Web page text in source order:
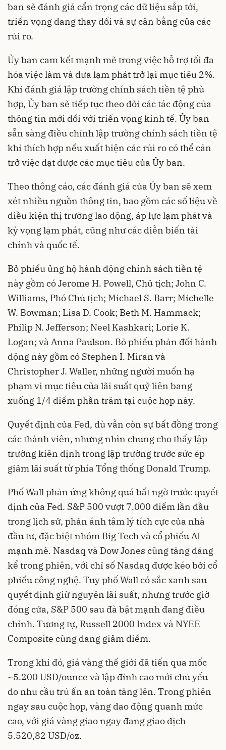
ban sẽ đánh giá cẩn trọng các dữ liệu sắp tới,
triển vọng đang thay đổi và sự cân bằng của các
rủi ro.
Ủy ban cam kết mạnh mẽ trong việc hỗ trợ tối đa
hóa việc làm và đưa lạm phát trở lại mục tiêu 2%.
Khi đánh giá lập trường chính sách tiền tệ phù
hợp, Ủy ban sẽ tiếp tục theo dõi các tác động của
thông tin mới đối với triển vọng kinh tế. Ủy ban
sẵn sàng điều chỉnh lập trường chính sách tiền tệ
khi thích hợp nếu xuất hiện các rủi ro có thể cản
trở việc đạt được các mục tiêu của Ủy ban.
Theo thông cáo, các đánh giá của Ủy ban sẽ xem
xét nhiều nguồn thông tin, bao gồm các số liệu về
điều kiện thị trường lao động, áp lực lạm phát và
kỳ vọng lạm phát, cũng như các diễn biến tài
chính và quốc tế.
Bỏ phiếu ủng hộ hành động chính sách tiền tệ
này gồm có Jerome H. Powell, Chủ tịch; John C.
Williams, Phó Chủ tịch; Michael S. Barr; Michelle
W. Bowman; Lisa D. Cook; Beth M. Hammack;
Philip N. Jefferson; Neel Kashkari; Lorie K.
Logan; và Anna Paulson. Bỏ phiếu phản đối hành
động này gồm có Stephen I. Miran và
Christopher J. Waller, những người muốn hạ
phạm vi mục tiêu của lãi suất quỹ liên bang
xuống 1/4 điểm phần trăm tại cuộc họp này.
Quyết định của Fed, dù vẫn còn sự bất đồng trong
các thành viên, nhưng nhìn chung cho thấy lập
trường kiên định trong lập trường trước sức ép
giảm lãi suất từ phía Tổng thống Donald Trump.
Phố Wall phản ứng không quá bất ngờ trước quyết
định của Fed. S&P 500 vượt 7.000 điểm lần đầu
trong lịch sử, phản ánh tâm lý tích cực của nhà
đầu tư, đặc biệt nhóm Big Tech và cổ phiếu AI
mạnh mẽ. Nasdaq và Dow Jones cũng tăng đáng
kể trong phiên, với chỉ số Nasdaq được kéo bởi cổ
phiếu công nghệ. Tuy phố Wall có sắc xanh sau
quyết định giữ nguyên lãi suất, nhưng trước giờ
đóng cửa, S&P 500 sau đà bật mạnh đang điều
chỉnh. Tương tự, Russell 2000 Index và NYEE
Composite cũng đang giảm điểm.
Trong khi đó, giá vàng thế giới đã tiến qua mốc
~5.200 USD/ounce và lập đỉnh cao mới chủ yếu
do nhu cầu trú ẩn an toàn tăng lên. Trong phiên
ngay sau cuộc họp, vàng dao động quanh mức
cao, với giá vàng giao ngay đang giao dịch
5.520,82 USD/oz.